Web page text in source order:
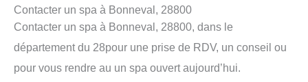
Contacter un spa à Bonneval, 28800
Contacter un spa à Bonneval, 28800, dans le
département du 28pour une prise de RDV, un conseil ou
pour vous rendre au un spa ouvert aujourd’hui.